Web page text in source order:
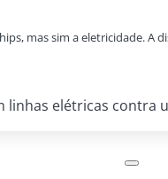
mas sim a eletricidade.